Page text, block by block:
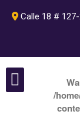
Calle 18 #
/